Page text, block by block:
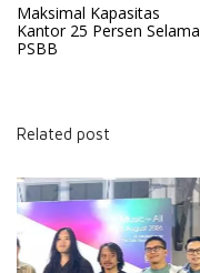
Maksimal Kapasitas
Kantor 25 Persen Selama
PSBB
Related post